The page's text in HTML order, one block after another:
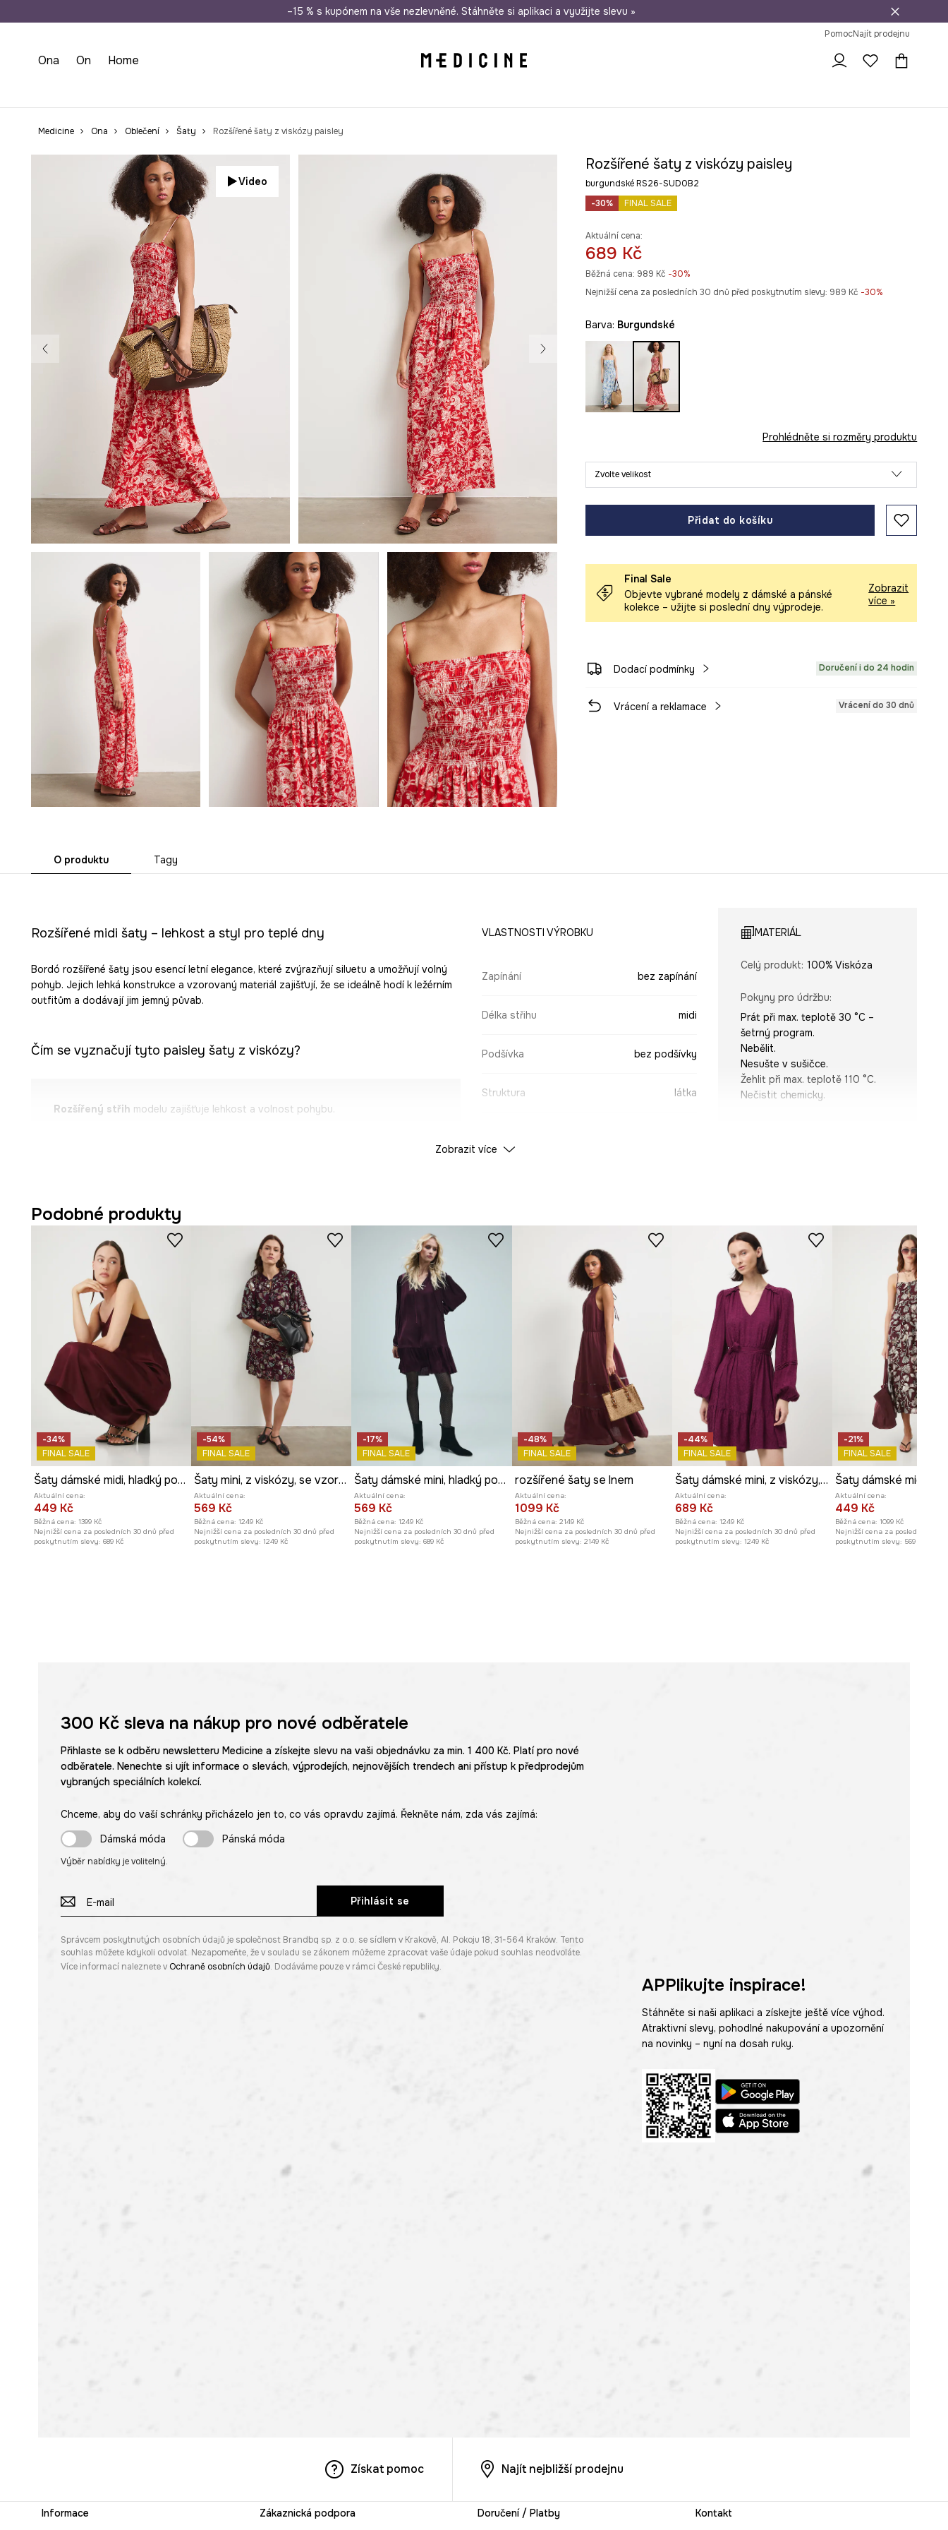
Doprava zdarma při nákupu nad 1 200 Kč Odeslání i do 24 hodin 30 dní na vrácení zboží
–15 % s kupónem na vše nezlevněné. Stáhněte si aplikaci a využijte slevu »
PomocNajít prodejnu
Ona On Home
Medicine Ona Oblečení Šaty Rozšířené šaty z viskózy paisley
Video
Rozšířené šaty z viskózy paisley
burgundské RS26-SUD0B2
-30%
FINAL SALE
Aktuální cena:
689 Kč
Běžná cena: 989 Kč -30%
Nejnižší cena za posledních 30 dnů před poskytnutím slevy: 989 Kč -30%
Barva: burgundské
Prohlédněte si rozměry produktu
Zvolte velikost
Přidat do košíku
Final Sale
Objevte vybrané modely z dámské a pánské
kolekce – užijte si poslední dny výprodeje.
Zobrazit
více »
Dodací podmínky Doručení i do 24 hodin
Vrácení a reklamace Vrácení do 30 dnů
O produktu Tagy
Rozšířené midi šaty – lehkost a styl pro teplé dny
Bordó rozšířené šaty jsou esencí letní elegance, které zvýrazňují siluetu a umožňují volný
pohyb. Jejich lehká konstrukce a vzorovaný materiál zajišťují, že se ideálně hodí k ležérním
outfitům a dodávají jim jemný půvab.
Čím se vyznačují tyto paisley šaty z viskózy?
Rozšířený střih modelu zajišťuje lehkost a volnost pohybu.
Délka midi nabízí eleganci a univerzálnost v mnoha outfitech.
Elastická horní část s řasením jemně modeluje siluetu.
Čtvercový výstřih decentně odhaluje krk a klíční kosti.
Tenká, nastavitelná ramínka umožňují individuální přizpůsobení.
Látková struktura materiálu je příjemná na dotek a dobře sedí.
Paisley vzor dodává šatům orientální a výrazný charakter.
VLASTNOSTI VÝROBKU
Zapínání bez zapínání
Délka střihu midi
Podšívka bez podšívky
Struktura látka
ÚDAJE O VÝROBKU
ID produktu RS26-SUD0B2-83A
MATERIÁL
Celý produkt: 100% Viskóza
Pokyny pro údržbu:
Prát při max. teplotě 30 °C –
šetrný program.
Nebělit.
Nesušte v sušičce.
Žehlit při max. teplotě 110 °C.
Nečistit chemicky.
ROZMĚRY
Míry uvedené pro velikost
Délka
117 cm
Šířka podpaží
Šířka v bocích
Šířka pasu
Modelka na fotografii je vysoká
173 cm a má na sebe velikost S
Prohlédněte si rozměry
produktu
Zobrazit více
Podobné produkty
-34%
FINAL SALE
Šaty dámské midi, hladký povrch
Aktuální cena:
449 Kč
Běžná cena: 1399 Kč
Nejnižší cena za posledních 30 dnů před
poskytnutím slevy: 689 Kč
-54%
FINAL SALE
Šaty mini, z viskózy, se vzorem
Aktuální cena:
569 Kč
Běžná cena: 1249 Kč
Nejnižší cena za posledních 30 dnů před
poskytnutím slevy: 1249 Kč
-17%
FINAL SALE
Šaty dámské mini, hladký povrch
Aktuální cena:
569 Kč
Běžná cena: 1249 Kč
Nejnižší cena za posledních 30 dnů před
poskytnutím slevy: 689 Kč
-48%
FINAL SALE
rozšířené šaty se lnem
Aktuální cena:
1099 Kč
Běžná cena: 2149 Kč
Nejnižší cena za posledních 30 dnů před
poskytnutím slevy: 2149 Kč
-44%
FINAL SALE
Šaty dámské mini, z viskózy, se vzorem
Aktuální cena:
689 Kč
Běžná cena: 1249 Kč
Nejnižší cena za posledních 30 dnů před
poskytnutím slevy: 1249 Kč
-21%
FINAL SALE
Aktuální cena:
449 Kč
Běžná cena: 1099 Kč
Nejnižší cena za posledních 30
poskytnutím slevy: 569 Kč
300 Kčsleva na nákup pro nové odběratele
Přihlaste se k odběru newsletteru Medicine a získejte slevu na vaši objednávku za min. 1 400 Kč. Platí pro nové
odběratele. Nenechte si ujít informace o slevách, výprodejích, nejnovějších trendech ani přístup k předprodejům
vybraných speciálních kolekcí.
Chceme, aby do vaší schránky přicházelo jen to, co vás opravdu zajímá. Řekněte nám, zda vás zajímá:
Dámská móda
Pánská móda
Výběr nabídky je volitelný.
Přihlásit se
Správcem poskytnutých osobních údajů je společnost Brandbq sp. z o.o. se sídlem v Krakově, Al. Pokoju 18, 31-564 Kraków. Tento
souhlas můžete kdykoli odvolat. Nezapomeňte, že v souladu se zákonem můžeme zpracovat vaše údaje pokud souhlas neodvoláte.
Více informací naleznete v Ochraně osobních údajů. Dodáváme pouze v rámci České republiky.
APPlikujte inspirace!
Stáhněte si naši aplikaci a získejte ještě více výhod.
Atraktivní slevy, pohodlné nakupování a upozornění
na novinky – nyní na dosah ruky.
Získat pomoc Najít nejbližší prodejnu
Informace Zákaznická podpora Doručení / Platby Kontakt